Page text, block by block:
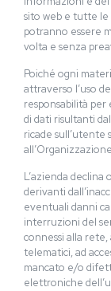
sito web e tutte
potranno essere
volta e senza
Poiché ogni
attraverso l’uso
responsabilità
di dati risultanti
ricade sull’utente
L’azienda
derivanti
eventuali danni
interruzioni del
connessi alla
telematici, ad
mancato e/o
elettroniche